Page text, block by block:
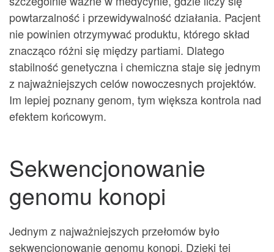
powtarzalność i przewidywalność działania. Pacjent
nie powinien otrzymywać produktu, którego skład
znacząco różni się między partiami. Dlatego
stabilność genetyczna i chemiczna staje się jednym
z najważniejszych celów nowoczesnych projektów.
Im lepiej poznany genom, tym większa kontrola nad
efektem końcowym.
Sekwencjonowanie
genomu konopi
Jednym z najważniejszych przełomów było
sekwencjonowanie genomu konopi. Dzięki tej